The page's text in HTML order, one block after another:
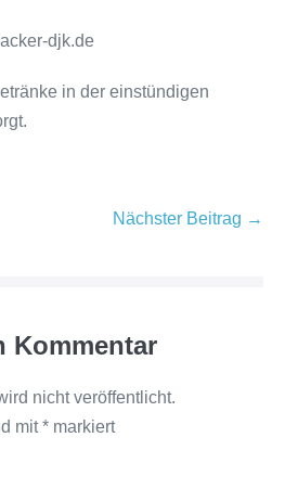
djk.de
in der einstündigen
Nächster Beitrag →
Kommentar
nicht veröffentlicht.
mit* markiert